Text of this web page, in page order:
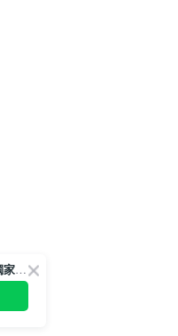
📢綁定官LINE不定期享獨家優惠券